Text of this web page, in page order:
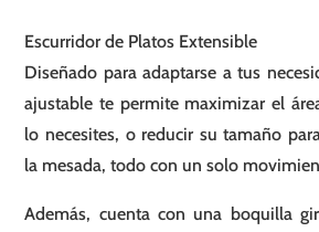
Escurridor de Platos Extensible
Diseñado para adaptarse a tus
ajustable te permite maximizar el
lo necesites, o reducir su tamaño
la mesada, todo con un solo
Además, cuenta con una boquilla